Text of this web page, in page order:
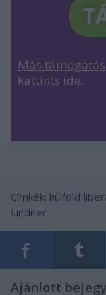
Más
kattints ide.
Címkék: külföld
Lindner
Ajánlott